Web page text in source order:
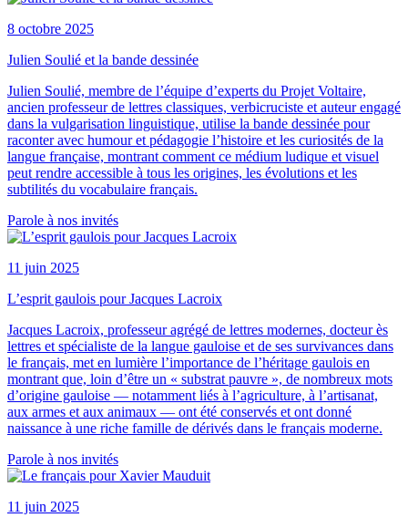
8 octobre 2025
Julien Soulié et la bande dessinée
Julien Soulié, membre de l’équipe d’experts du Projet Voltaire,
ancien professeur de lettres classiques, verbicruciste et auteur engagé
dans la vulgarisation linguistique, utilise la bande dessinée pour
raconter avec humour et pédagogie l’histoire et les curiosités de la
langue française, montrant comment ce médium ludique et visuel
peut rendre accessible à tous les origines, les évolutions et les
subtilités du vocabulaire français.
Parole à nos invités
11 juin 2025
L’esprit gaulois pour Jacques Lacroix
Jacques Lacroix, professeur agrégé de lettres modernes, docteur ès
lettres et spécialiste de la langue gauloise et de ses survivances dans
le français, met en lumière l’importance de l’héritage gaulois en
montrant que, loin d’être un « substrat pauvre », de nombreux mots
d’origine gauloise — notamment liés à l’agriculture, à l’artisanat,
aux armes et aux animaux — ont été conservés et ont donné
naissance à une riche famille de dérivés dans le français moderne.
Parole à nos invités
11 juin 2025